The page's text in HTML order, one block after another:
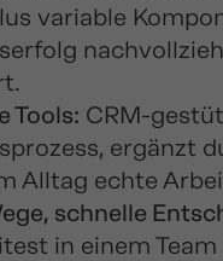
variable
Tools: CRM-
ergänzt
Alltag echte
schnelle
in einem